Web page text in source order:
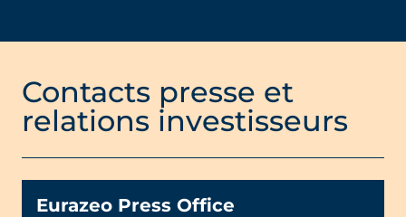
Contacts presse et
relations investisseurs
Eurazeo Press Office